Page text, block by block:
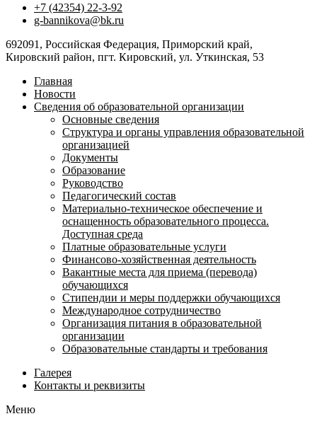
+7 (42354) 22-3-92
g-bannikova@bk.ru
692091, Российская Федерация, Приморский край,
Кировский район, пгт. Кировский, ул. Уткинская, 53
Главная
Новости
Сведения об образовательной организации
Основные сведения
Структура и органы управления образовательной
организацией
Документы
Образование
Руководство
Педагогический состав
Материально-техническое обеспечение и
оснащенность образовательного процесса.
Доступная среда
Платные образовательные услуги
Финансово-хозяйственная деятельность
Вакантные места для приема (перевода)
обучающихся
Стипендии и меры поддержки обучающихся
Международное сотрудничество
Организация питания в образовательной
организации
Образовательные стандарты и требования
Галерея
Контакты и реквизиты
Меню